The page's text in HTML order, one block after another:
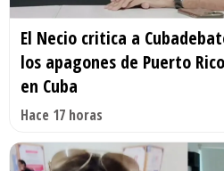
El Necio critica a
los apagones de Puerto
en Cuba
Hace 17 horas